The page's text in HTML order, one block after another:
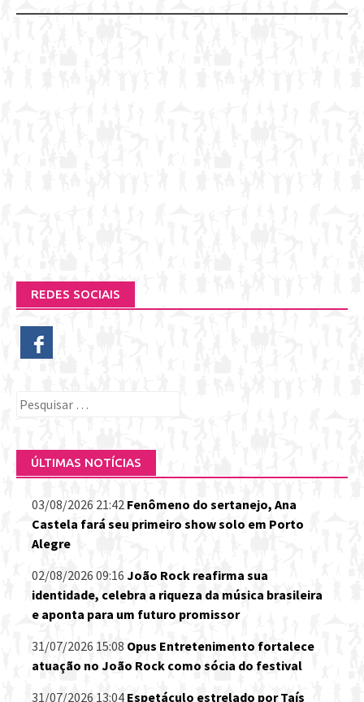
REDES SOCIAIS
Pesquisar
ÚLTIMAS NOTÍCIAS
03/08/2026 21:42 Fenômeno do sertanejo, Ana
Castela fará seu primeiro show solo em Porto
Alegre
02/08/2026 09:16 João Rock reafirma sua
identidade, celebra a riqueza da música brasileira
e aponta para um futuro promissor
31/07/2026 15:08 Opus Entretenimento fortalece
atuação no João Rock como sócia do festival
31/07/2026 13:04 Espetáculo estrelado por Taís